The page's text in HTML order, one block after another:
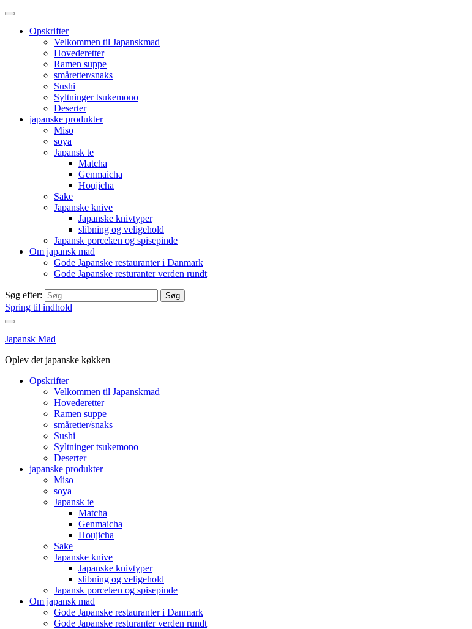
Opskrifter
Velkommen til Japanskmad
Hovederetter
Ramen suppe
småretter/snaks
Sushi
Syltninger tsukemono
Deserter
japanske produkter
Miso
soya
Japansk te
Matcha
Genmaicha
Houjicha
Sake
Japanske knive
Japanske knivtyper
slibning og veligehold
Japansk porcelæn og spisepinde
Om japansk mad
Gode Japanske restauranter i Danmark
Gode Japanske resturanter verden rundt
Søg efter:
Spring til indhold
Japansk Mad
Oplev det japanske køkken
Opskrifter
Velkommen til Japanskmad
Hovederetter
Ramen suppe
småretter/snaks
Sushi
Syltninger tsukemono
Deserter
japanske produkter
Miso
soya
Japansk te
Matcha
Genmaicha
Houjicha
Sake
Japanske knive
Japanske knivtyper
slibning og veligehold
Japansk porcelæn og spisepinde
Om japansk mad
Gode Japanske restauranter i Danmark
Gode Japanske resturanter verden rundt